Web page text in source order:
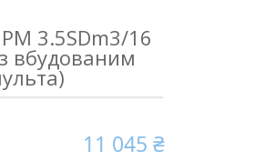
3.5SDm3/16
вбудованим
11 045 ₴